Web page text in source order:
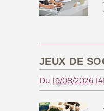
JEUX DE
Du 19/08/2026